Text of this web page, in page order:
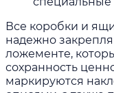
Все коробки и
надежно
ложементе,
сохранность
маркируются